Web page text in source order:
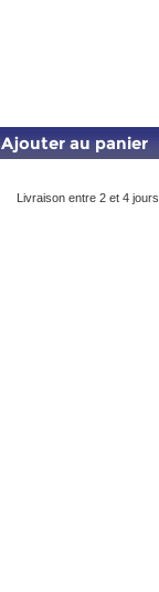
Ajouter au panier
Livraison entre 2 et 4 jours.